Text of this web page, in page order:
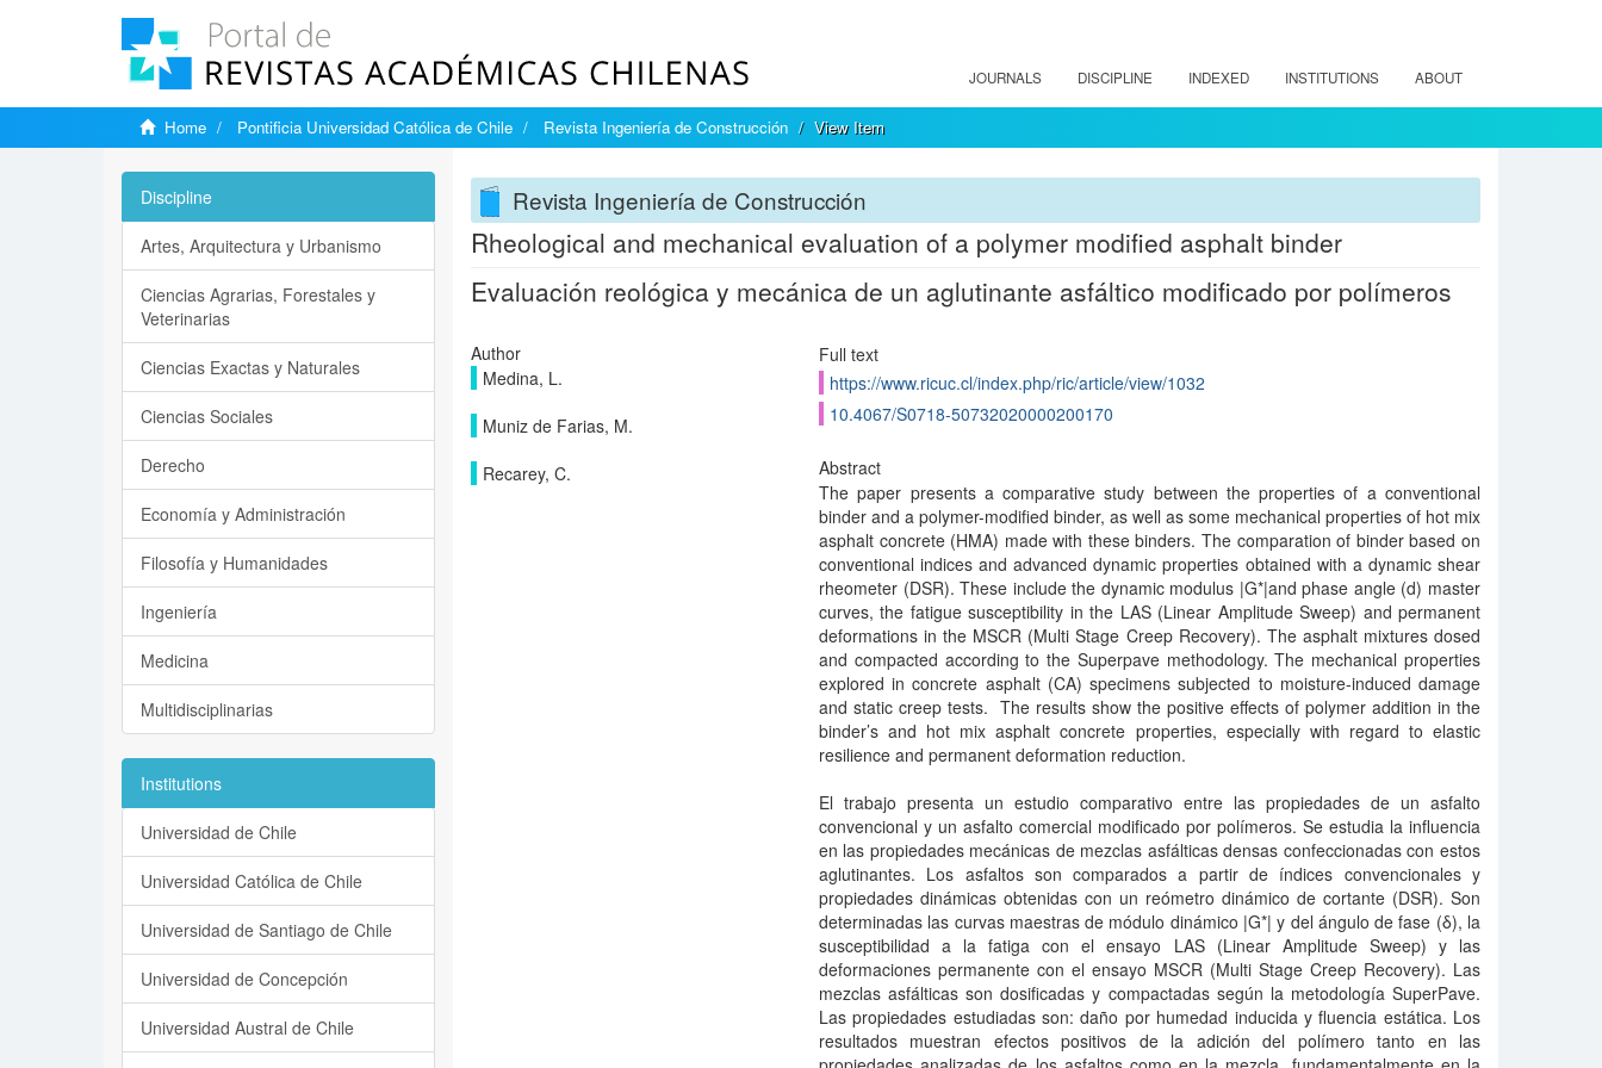
JOURNALS DISCIPLINE INDEXED INSTITUTIONS ABOUT
Home Pontificia Universidad Católica de Chile Revista Ingeniería de Construcción View Item
Revista Ingeniería de Construcción
Rheological and mechanical evaluation of a polymer modified asphalt binder
Evaluación reológica y mecánica de un aglutinante asfáltico modificado por polímeros
Author
Medina, L.
Muniz de Farias, M.
Recarey, C.
Full text
https://www.ricuc.cl/index.php/ric/article/view/1032
10.4067/S0718-50732020000200170
Abstract
The paper presents a comparative study between the properties of a conventional
binder and a polymer-modified binder, as well as some mechanical properties of hot mix
asphalt concrete (HMA) made with these binders. The comparation of binder based on
conventional indices and advanced dynamic properties obtained with a dynamic shear
rheometer (DSR). These include the dynamic modulus |G*|and phase angle (d) master
curves, the fatigue susceptibility in the LAS (Linear Amplitude Sweep) and permanent
deformations in the MSCR (Multi Stage Creep Recovery). The asphalt mixtures dosed
and compacted according to the Superpave methodology. The mechanical properties
explored in concrete asphalt (CA) specimens subjected to moisture-induced damage
and static creep tests. The results show the positive effects of polymer addition in the
binder’s and hot mix asphalt concrete properties, especially with regard to elastic
resilience and permanent deformation reduction.
El trabajo presenta un estudio comparativo entre las propiedades de un asfalto
convencional y un asfalto comercial modificado por polímeros. Se estudia la influencia
en las propiedades mecánicas de mezclas asfálticas densas confeccionadas con estos
aglutinantes. Los asfaltos son comparados a partir de índices convencionales y
propiedades dinámicas obtenidas con un reómetro dinámico de cortante (DSR). Son
determinadas las curvas maestras de módulo dinámico |G*| y del ángulo de fase (δ), la
susceptibilidad a la fatiga con el ensayo LAS (Linear Amplitude Sweep) y las
deformaciones permanente con el ensayo MSCR (Multi Stage Creep Recovery). Las
mezclas asfálticas son dosificadas y compactadas según la metodología SuperPave.
Las propiedades estudiadas son: daño por humedad inducida y fluencia estática. Los
resultados muestran efectos positivos de la adición del polímero tanto en las
Discipline
Artes, Arquitectura y Urbanismo
Ciencias Agrarias, Forestales y
Veterinarias
Ciencias Exactas y Naturales
Ciencias Sociales
Derecho
Economía y Administración
Filosofía y Humanidades
Ingeniería
Medicina
Multidisciplinarias
Institutions
Universidad de Chile
Universidad Católica de Chile
Universidad de Santiago de Chile
Universidad de Concepción
Universidad Austral de Chile